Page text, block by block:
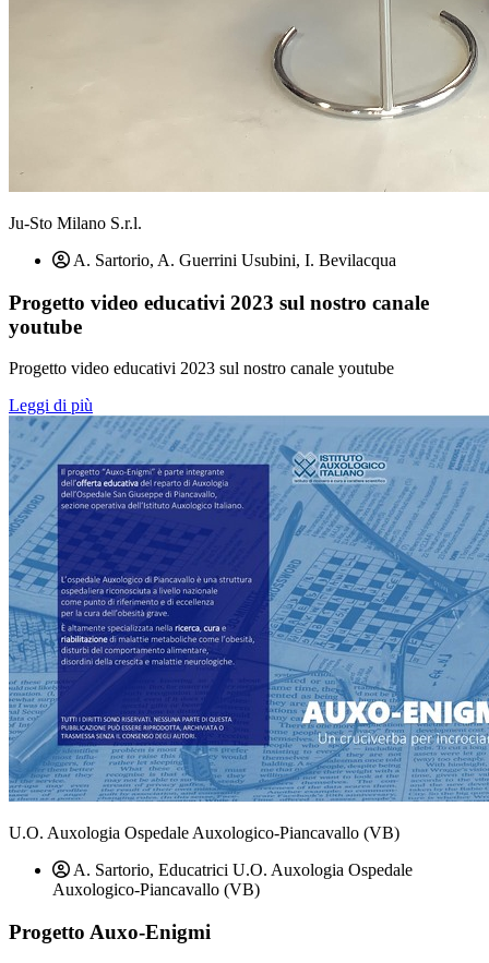
Ju-Sto Milano S.r.l.
A. Sartorio, A. Guerrini Usubini, I. Bevilacqua
Progetto video educativi 2023 sul nostro canale
youtube
Progetto video educativi 2023 sul nostro canale youtube
Leggi di più
U.O. Auxologia Ospedale Auxologico-Piancavallo (VB)
A. Sartorio, Educatrici U.O. Auxologia Ospedale
Auxologico-Piancavallo (VB)
Progetto Auxo-Enigmi